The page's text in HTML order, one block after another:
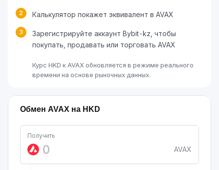
2 Калькулятор покажет эквивалент в AVAX
3
Зарегистрируйте аккаунт Bybit-kz, чтобы
покупать, продавать или торговать AVAX
Курс HKD к AVAX обновляется в режиме реального
времени на основе рыночных данных.
Обмен AVAX на HKD
Получить
AVAX